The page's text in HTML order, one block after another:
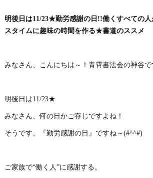
明後日は11/23★勤労感謝の日!!働くすべての
スタイムに趣味の時間を作る★書道のススメ
みなさん、こんにちは～！青霄書法会の神谷で
明後日は11/23★
みなさん、何の日かご存じですよね！
そうです、『勤労感謝の日』ですね～(#^^#)
ご家族で“働く人”に感謝する。